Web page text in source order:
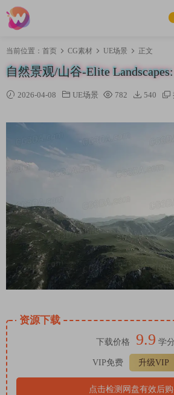
当前位置： 首页 CG素材 UE场景 正文
自然景观/山谷-Elite
2026-04-08 UE场景 782 540
资源下载
下载价格 9.9 学分
VIP免费 升级VIP
点击检测网盘有效后